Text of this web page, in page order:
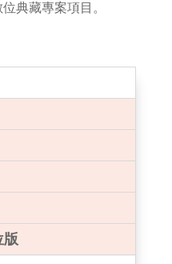
典藏專案項目。
版